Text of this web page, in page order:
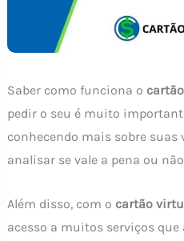
Saber como funciona o
pedir o seu é muito
conhecendo mais sobre
analisar se vale a pena ou
Além disso, com o cartão
acesso a muitos serviços